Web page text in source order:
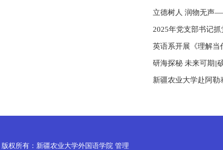
立德树人 润物无声
2025年党支部书记
英语系开展《理解当
研海探秘 未来可期||
新疆农业大学赴阿
版权所有：新疆农业大学外国语学院 管理